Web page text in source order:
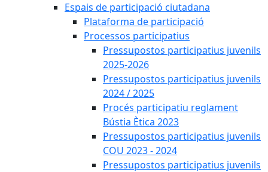
Espais de participació ciutadana
Plataforma de participació
Processos participatius
Pressupostos participatius juvenils
2025-2026
Pressupostos participatius juvenils
2024 / 2025
Procés participatiu reglament
Bústia Ètica 2023
Pressupostos participatius juvenils
COU 2023 - 2024
Pressupostos participatius juvenils